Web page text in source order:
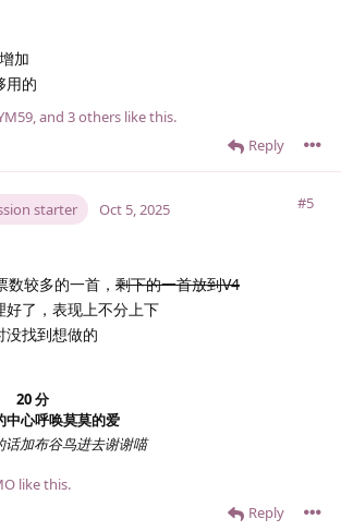
加
用的
Reply
, and 3others like this.
starter #5
Oct 5, 2025
较多的一首， 剩下的一首放到V4
好了，表现上不分上下
没找到想做的
20 分
中心呼唤莫莫的爱
话加布谷鸟进去谢谢喵
Reply
like this.